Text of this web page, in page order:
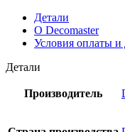
Детали
О Decomaster
Условия оплаты и
Детали
Производитель